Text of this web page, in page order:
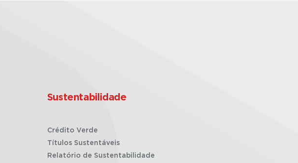
Sustentabilidade
Crédito Verde
Títulos Sustentáveis
Relatório de Sustentabilidade